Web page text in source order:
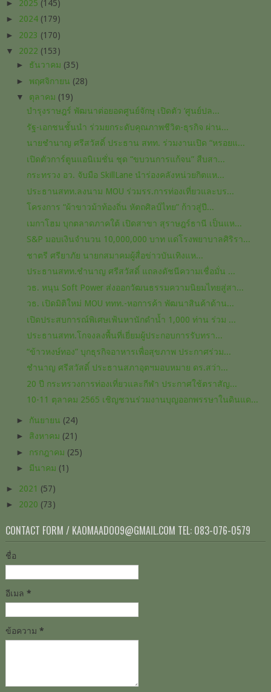
► 2025 (145)
► 2024 (179)
► 2023 (170)
▼ 2022 (153)
► ธันวาคม (35)
► พฤศจิกายน (28)
▼ ตุลาคม (19)
บำรุงราษฎร์ พัฒนาต่อยอดศูนย์จักษุ เปิดตัว ‘ศูนย์ปล...
รัฐ-เอกชนชั้นนำ ร่วมยกระดับคุณภาพชีวิต-ธุรกิจ ผ่าน...
นายชำนาญ ศรีสวัสดิ์ ประธาน สทท. ร่วมงานเปิด “หรอยแ...
เปิดตัวการ์ตูนแอนิเมชั่น ชุด “ขบวนการแก้จน” สืบสา...
กระทรวง อว. จับมือ SkillLane นำร่องคลังหน่วยกิตแห...
ประธาน​สทท.ลงนาม​ MOU​ ร่วมรร.การท่องเที่ยว​และ​บร...
โครงการ “ผ้าขาวม้าท้องถิ่น หัตถศิลป์ไทย” ก้าวสู่ปี...
เมกาโฮม บุกตลาดภาคใต้ เปิดสาขา สุราษฎร์ธานี เป็นแห...
S&P มอบเงินจำนวน 10,000,000 บาท แด่โรงพยาบาลศิริรา...
ชาตรี​ ศรียาภัย​ นายกสมาคม​ผู้​สื่อข่าว​บันเทิง​แห...
ประธานสทท.ชำนาญ ศรีสวัสดิ์ แถลงดัชนีความเชื่อมั่น ...
วธ. หนุน Soft Power ส่งออกวัฒนธรรมความนิยมไทยสู่สา...
วธ. เปิดมิติใหม่ MOU ททท.-หอการค้า พัฒนาสินค้าด้าน...
เปิดประสบการณ์พิเศษเฟ้นหานักดำน้ำ 1,000 ท่าน ร่วม ...
ประธาน​สทท.โกจงลงพื้นที่เยี่ยม​ผู้ประกอบการ​รับทรา...
“ข้าวหงษ์ทอง” บุกธุรกิจอาหารเพื่อสุขภาพ ประกาศร่วม...
ชำนาญ​ ศรีสวัสดิ์​ ประธาน​สภา​อุตฯมอบหมาย​ ดร.สว่า...
20 ปี กระทรวงการท่องเที่ยวและกีฬา ประกาศใช้ตราสัญ...
10-11 ตุลาคม 2565 เชิญชวนร่วมงานบุญออกพรรษาในดินแด...
► กันยายน (24)
► สิงหาคม (21)
► กรกฎาคม (25)
► มีนาคม (1)
► 2021 (57)
► 2020 (73)
CONTACT FORM / KAOMAADOO9@GMAIL.COM TEL: 083-076-0579
ชื่อ
อีเมล *
ข้อความ *